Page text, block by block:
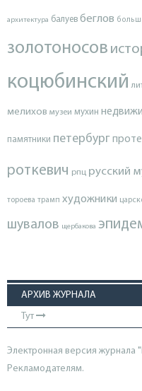
архитектура балуев беглов
золотоносов
коцюбинский
мелихов музеи мухин
памятники петербург
роткевич рпц русский
тороева трамп художники
шувалов щербакова
АРХИВ ЖУРНАЛА
Тут
Электронная версия журнала
Рекламодателям.